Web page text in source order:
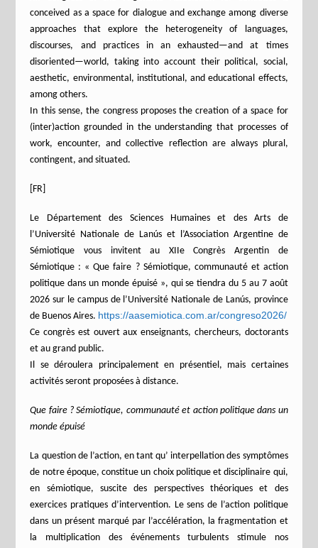
conceived as a space for dialogue and exchange among diverse
approaches that explore the heterogeneity of languages,
discourses, and practices in an exhausted—and at times
disoriented—world, taking into account their political, social,
aesthetic, environmental, institutional, and educational effects,
among others.
In this sense, the congress proposes the creation of a space for
(inter)action grounded in the understanding that processes of
work, encounter, and collective reflection are always plural,
contingent, and situated.
[FR]
Le Département des Sciences Humaines et des Arts de
l’Université Nationale de Lanús et l’Association Argentine de
Sémiotique vous invitent au XIIe Congrès Argentin de
Sémiotique : « Que faire ? Sémiotique, communauté et action
politique dans un monde épuisé », qui se tiendra du 5 au 7 août
2026 sur le campus de l’Université Nationale de Lanús, province
de Buenos Aires. https://aasemiotica.com.ar/congreso2026/
Ce congrès est ouvert aux enseignants, chercheurs, doctorants
et au grand public.
Il se déroulera principalement en présentiel, mais certaines
activités seront proposées à distance.
Que faire ? Sémiotique, communauté et action politique dans un
monde épuisé
La question de l’action, en tant qu’ interpellation des symptômes
de notre époque, constitue un choix politique et disciplinaire qui,
en sémiotique, suscite des perspectives théoriques et des
exercices pratiques d’intervention. Le sens de l’action politique
dans un présent marqué par l’accélération, la fragmentation et
la multiplication des événements turbulents stimule nos